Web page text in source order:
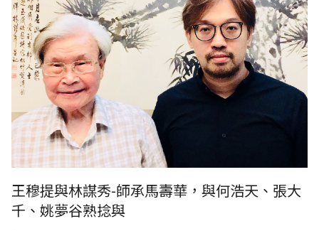
王穆提與林謀秀-師承馬壽華，與何浩天、張大
千、姚夢谷熟捻與